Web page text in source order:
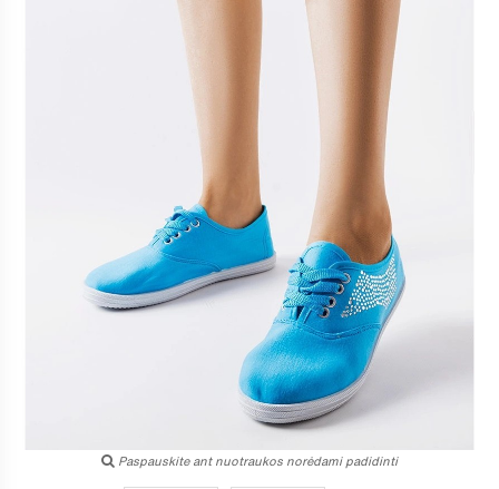
Paspauskite ant nuotraukos norėdami padidinti